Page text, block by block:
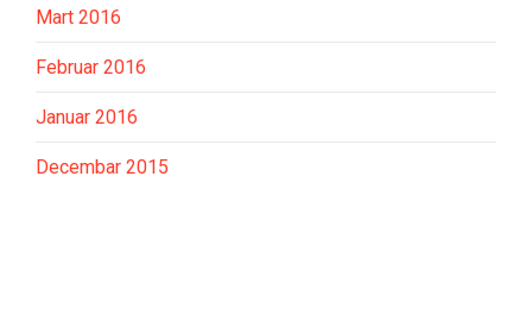
Mart 2016
Februar 2016
Januar 2016
Decembar 2015